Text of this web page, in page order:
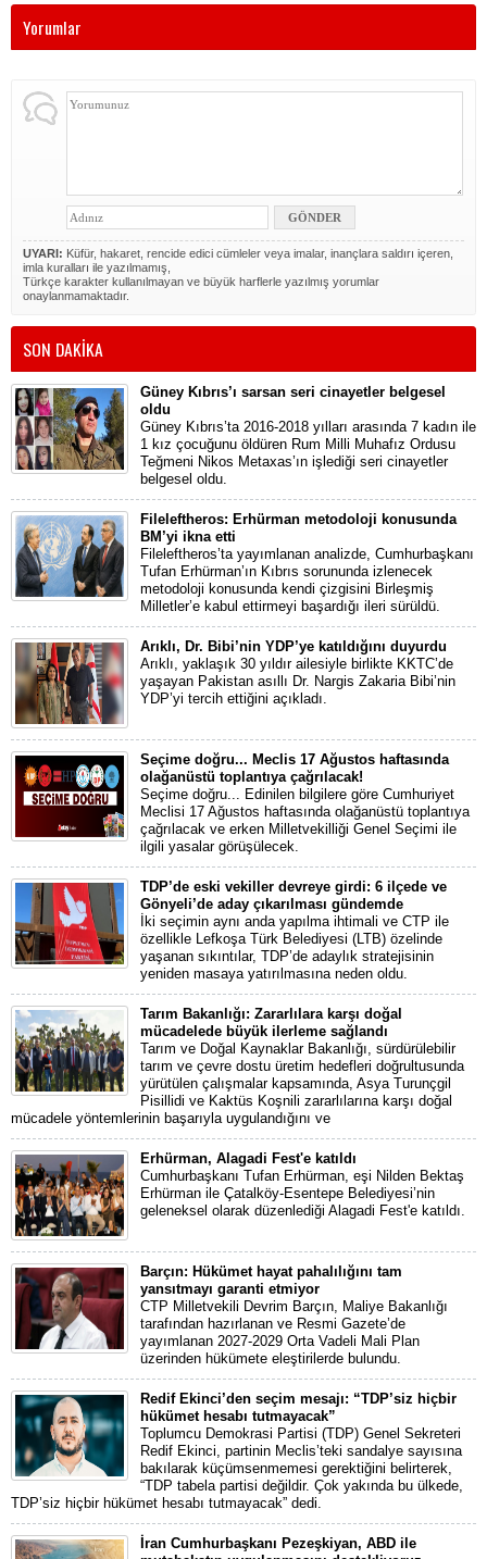
Yorumlar
UYARI: Küfür, hakaret, rencide edici cümleler veya imalar, inançlara saldırı içeren,
imla kuralları ile yazılmamış,
Türkçe karakter kullanılmayan ve büyük harflerle yazılmış yorumlar
onaylanmamaktadır.
SON DAKİKA
Güney Kıbrıs’ı sarsan seri cinayetler belgesel
oldu
Güney Kıbrıs’ta 2016-2018 yılları arasında 7 kadın ile
1 kız çocuğunu öldüren Rum Milli Muhafız Ordusu
Teğmeni Nikos Metaxas’ın işlediği seri cinayetler
belgesel oldu.
Fileleftheros: Erhürman metodoloji konusunda
BM’yi ikna etti
Fileleftheros’ta yayımlanan analizde, Cumhurbaşkanı
Tufan Erhürman’ın Kıbrıs sorununda izlenecek
metodoloji konusunda kendi çizgisini Birleşmiş
Milletler’e kabul ettirmeyi başardığı ileri sürüldü.
Arıklı, Dr. Bibi’nin YDP’ye katıldığını duyurdu
Arıklı, yaklaşık 30 yıldır ailesiyle birlikte KKTC’de
yaşayan Pakistan asıllı Dr. Nargis Zakaria Bibi’nin
YDP’yi tercih ettiğini açıkladı.
Seçime doğru... Meclis 17 Ağustos haftasında
olağanüstü toplantıya çağrılacak!
Seçime doğru... Edinilen bilgilere göre Cumhuriyet
Meclisi 17 Ağustos haftasında olağanüstü toplantıya
çağrılacak ve erken Milletvekilliği Genel Seçimi ile
ilgili yasalar görüşülecek.
TDP’de eski vekiller devreye girdi: 6 ilçede ve
Gönyeli’de aday çıkarılması gündemde
İki seçimin aynı anda yapılma ihtimali ve CTP ile
özellikle Lefkoşa Türk Belediyesi (LTB) özelinde
yaşanan sıkıntılar, TDP’de adaylık stratejisinin
yeniden masaya yatırılmasına neden oldu.
Tarım Bakanlığı: Zararlılara karşı doğal
mücadelede büyük ilerleme sağlandı
Tarım ve Doğal Kaynaklar Bakanlığı, sürdürülebilir
tarım ve çevre dostu üretim hedefleri doğrultusunda
yürütülen çalışmalar kapsamında, Asya Turunçgil
Pisillidi ve Kaktüs Koşnili zararlılarına karşı doğal
mücadele yöntemlerinin başarıyla uygulandığını ve
Erhürman, Alagadi Fest'e katıldı
Cumhurbaşkanı Tufan Erhürman, eşi Nilden Bektaş
Erhürman ile Çatalköy-Esentepe Belediyesi’nin
geleneksel olarak düzenlediği Alagadi Fest'e katıldı.
Barçın: Hükümet hayat pahalılığını tam
yansıtmayı garanti etmiyor
CTP Milletvekili Devrim Barçın, Maliye Bakanlığı
tarafından hazırlanan ve Resmi Gazete’de
yayımlanan 2027-2029 Orta Vadeli Mali Plan
üzerinden hükümete eleştirilerde bulundu.
Redif Ekinci’den seçim mesajı: “TDP’siz hiçbir
hükümet hesabı tutmayacak”
Toplumcu Demokrasi Partisi (TDP) Genel Sekreteri
Redif Ekinci, partinin Meclis’teki sandalye sayısına
bakılarak küçümsenmemesi gerektiğini belirterek,
“TDP tabela partisi değildir. Çok yakında bu ülkede,
TDP’siz hiçbir hükümet hesabı tutmayacak” dedi.
İran Cumhurbaşkanı Pezeşkiyan, ABD ile